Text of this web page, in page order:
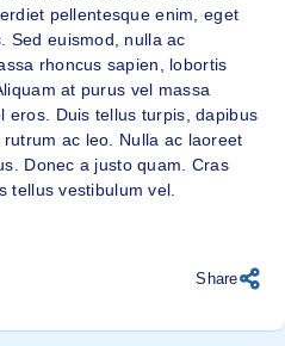
pellentesque enim, eget
Sed euismod, nulla ac
rhoncus sapien, lobortis
at purus vel massa
eros. Duis tellus turpis, dapibus
ac leo. Nulla ac laoreet
Donec a justo quam. Cras
tellus vestibulum vel.
Share